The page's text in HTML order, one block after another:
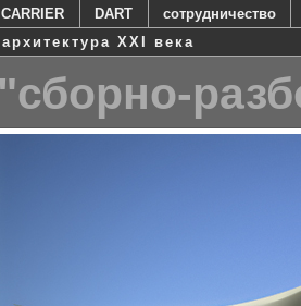
CARRIER DART
сотрудничество
XXI века